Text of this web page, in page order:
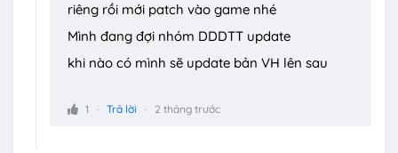
riêng rồi mới patch vào game nhé
Mình đang đợi nhóm DDDTT update
khi nào có mình sẽ update bản VH lên sau
1 Trả lời 2 tháng trước